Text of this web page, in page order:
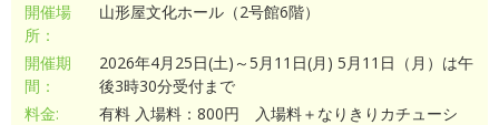
開催場
所：
山形屋文化ホール（2号館6階）
開催期
間：
2026年4月25日(土)～5月11日(月) 5月11日（月）は午
後3時30分受付まで
料金:
有料 入場料：800円 入場料＋なりきりカチューシ